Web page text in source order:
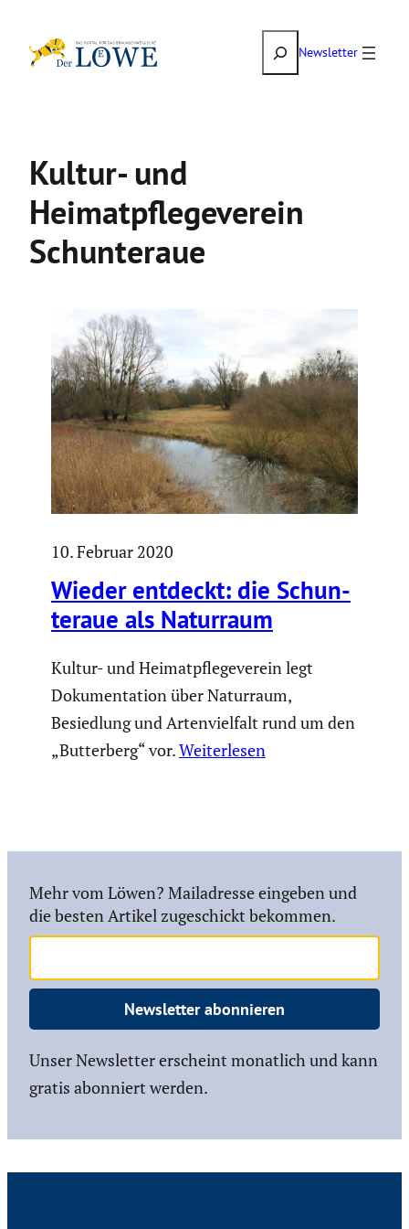
Inhalt
SuchenNewsletter
Kultur- und
Heimatpflegeverein
Schunteraue
10. Februar 2020
Wieder entdeckt: die Schun­
teraue als Naturraum
Kultur- und Heimatpflegeverein legt
Dokumentation über Naturraum,
Besiedlung und Artenvielfalt rund um den
„Butterberg“ vor.Weiterlesen
Mehr vom Löwen? Mailadresse eingeben und
die besten Artikel zugeschickt bekommen.
Newsletter abonnieren
Unser Newsletter erscheint monatlich und kann
gratis abonniert werden.